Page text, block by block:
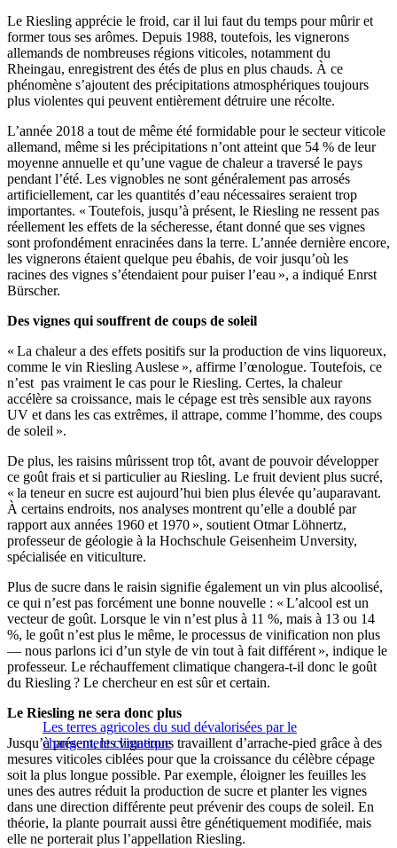
Le Riesling apprécie le froid, car il lui faut du temps pour mûrir et
former tous ses arômes. Depuis 1988, toutefois, les vignerons
allemands de nombreuses régions viticoles, notamment du
Rheingau, enregistrent des étés de plus en plus chauds. À ce
phénomène s’ajoutent des précipitations atmosphériques toujours
plus violentes qui peuvent entièrement détruire une récolte.
L’année 2018 a tout de même été formidable pour le secteur viticole
allemand, même si les précipitations n’ont atteint que 54 % de leur
moyenne annuelle et qu’une vague de chaleur a traversé le pays
pendant l’été. Les vignobles ne sont généralement pas arrosés
artificiellement, car les quantités d’eau nécessaires seraient trop
importantes. « Toutefois, jusqu’à présent, le Riesling ne ressent pas
réellement les effets de la sécheresse, étant donné que ses vignes
sont profondément enracinées dans la terre. L’année dernière encore,
les vignerons étaient quelque peu ébahis, de voir jusqu’où les
racines des vignes s’étendaient pour puiser l’eau », a indiqué Enrst
Bürscher.
Des vignes qui souffrent de coups de soleil
« La chaleur a des effets positifs sur la production de vins liquoreux,
comme le vin Riesling Auslese », affirme l’œnologue. Toutefois, ce
n’est pas vraiment le cas pour le Riesling. Certes, la chaleur
accélère sa croissance, mais le cépage est très sensible aux rayons
UV et dans les cas extrêmes, il attrape, comme l’homme, des coups
de soleil ».
De plus, les raisins mûrissent trop tôt, avant de pouvoir développer
ce goût frais et si particulier au Riesling. Le fruit devient plus sucré,
« la teneur en sucre est aujourd’hui bien plus élevée qu’auparavant.
À certains endroits, nos analyses montrent qu’elle a doublé par
rapport aux années 1960 et 1970 », soutient Otmar Löhnertz,
professeur de géologie à la Hochschule Geisenheim Unversity,
spécialisée en viticulture.
Plus de sucre dans le raisin signifie également un vin plus alcoolisé,
ce qui n’est pas forcément une bonne nouvelle : « L’alcool est un
vecteur de goût. Lorsque le vin n’est plus à 11 %, mais à 13 ou 14
%, le goût n’est plus le même, le processus de vinification non plus
— nous parlons ici d’un style de vin tout à fait différent », indique le
professeur. Le réchauffement climatique changera-t-il donc le goût
du Riesling ? Le chercheur en est sûr et certain.
Les terres agricoles du sud dévalorisées par le
changement climatique
Le Riesling ne sera donc plus
Jusqu’à présent, les vignerons travaillent d’arrache-pied grâce à des
mesures viticoles ciblées pour que la croissance du célèbre cépage
soit la plus longue possible. Par exemple, éloigner les feuilles les
unes des autres réduit la production de sucre et planter les vignes
dans une direction différente peut prévenir des coups de soleil. En
théorie, la plante pourrait aussi être génétiquement modifiée, mais
elle ne porterait plus l’appellation Riesling.